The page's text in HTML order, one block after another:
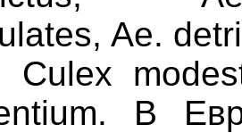
Ae.
Culex
В